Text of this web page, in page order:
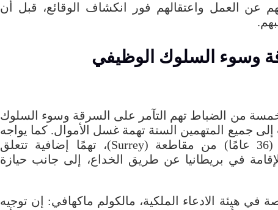
توقيفهم عن العمل واعتقالهم فور انكشاف الوقائع، قبل أن
وسوء السلوك الوظيفي
من الضباط تهم التآمر على السرقة وسوء السلوك
جميع المتهمين الستة تهمة غسل الأموال. كما يواجه
أحدهم، ويدعى بسمير ماتيرا (36 عامًا) من مقاطعة (Surrey)، تهمًا إضافية تتعلق
في بريطانيا عن طريق الخداع، إلى جانب حيازة
هيئة الادعاء الملكية، مالكولم ماكهافي: إن توجيه